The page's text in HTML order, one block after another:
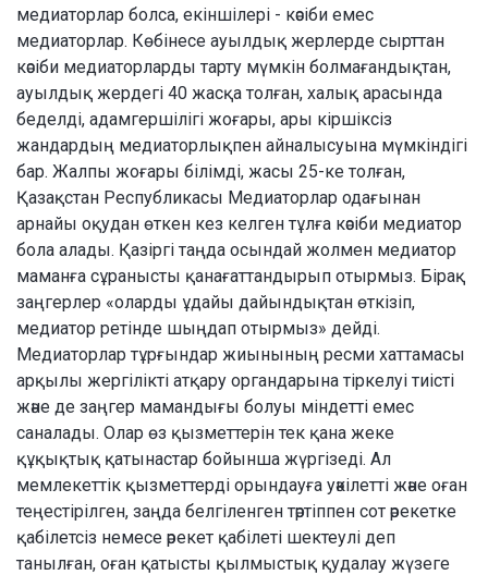
медиаторлар болса, екіншілері - кәсіби емес
медиаторлар. Көбінесе ауылдық жерлерде сырттан
кәсіби медиаторларды тарту мүмкін болмағандықтан,
ауылдық жердегі 40 жасқа толған, халық арасында
беделді, адамгершілігі жоғары, ары кіршіксіз
жандардың медиаторлықпен айналысуына мүмкіндігі
бар. Жалпы жоғары білімді, жасы 25-ке толған,
Қазақстан Республикасы Медиаторлар одағынан
арнайы оқудан өткен кез келген тұлға кәсіби медиатор
бола алады. Қазіргі таңда осындай жолмен медиатор
маманға сұранысты қанағаттандырып отырмыз. Бірақ
заңгерлер «оларды ұдайы дайындықтан өткізіп,
медиатор ретінде шыңдап отырмыз» дейді.
Медиаторлар тұрғындар жиынының ресми хаттамасы
арқылы жергілікті атқару органдарына тіркелуі тиісті
және де заңгер мамандығы болуы міндетті емес
саналады. Олар өз қызметтерін тек қана жеке
құқықтық қатынастар бойынша жүргізеді. Ал
мемлекеттік қызметтерді орындауға уәкілетті және оған
теңестірілген, заңда белгіленген тәртіппен сот әрекетке
қабілетсіз немесе әрекет қабілеті шектеулі деп
танылған, оған қатысты қылмыстық қудалау жүзеге